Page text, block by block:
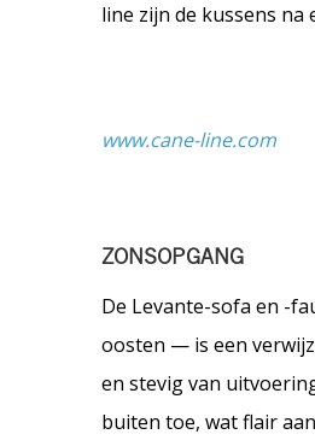
line zijn de kussens
www.cane-line.com
ZONSOPGANG
De Levante-sofa en -
oosten — is een
en stevig van
buiten toe, wat flair